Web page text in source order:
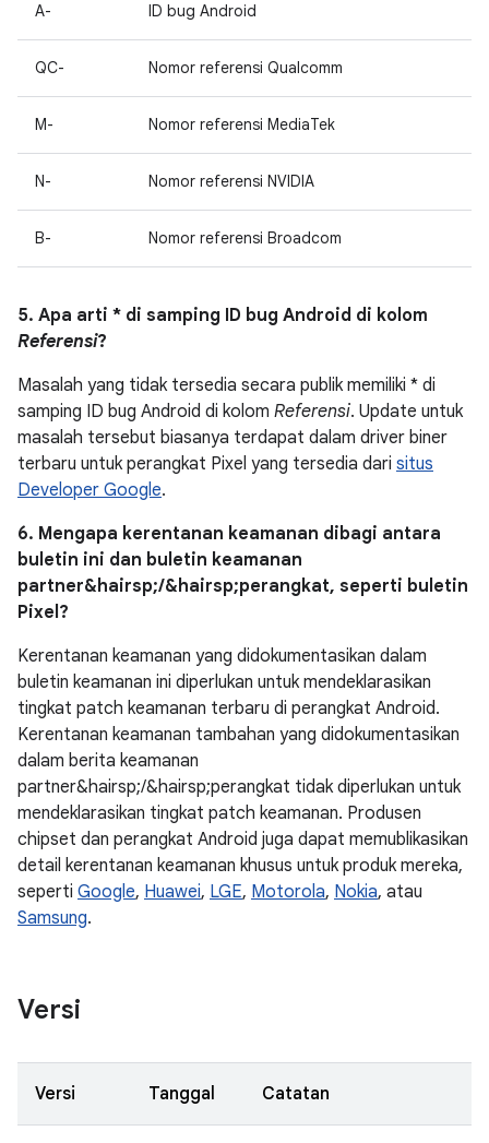
A- ID bug Android
QC- Nomor referensi Qualcomm
M- Nomor referensi MediaTek
N- Nomor referensi NVIDIA
B- Nomor referensi Broadcom
5. Apa arti * di samping ID bug Android di kolom
Referensi?
Masalah yang tidak tersedia secara publik memiliki * di
samping ID bug Android di kolom Referensi. Update untuk
masalah tersebut biasanya terdapat dalam driver biner
terbaru untuk perangkat Pixel yang tersedia dari situs
Developer Google.
6. Mengapa kerentanan keamanan dibagi antara
buletin ini dan buletin keamanan
partner&hairsp;/&hairsp;perangkat, seperti buletin
Pixel?
Kerentanan keamanan yang didokumentasikan dalam
buletin keamanan ini diperlukan untuk mendeklarasikan
tingkat patch keamanan terbaru di perangkat Android.
Kerentanan keamanan tambahan yang didokumentasikan
dalam berita keamanan
partner&hairsp;/&hairsp;perangkat tidak diperlukan untuk
mendeklarasikan tingkat patch keamanan. Produsen
chipset dan perangkat Android juga dapat memublikasikan
detail kerentanan keamanan khusus untuk produk mereka,
seperti Google, Huawei, LGE, Motorola, Nokia, atau
Samsung.
Versi
Versi Tanggal Catatan